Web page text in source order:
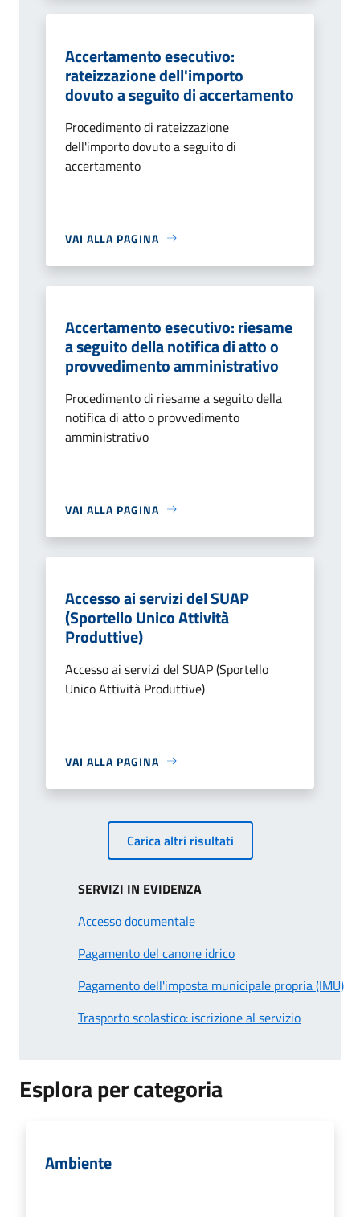
Accertamento esecutivo:
rateizzazione dell'importo
dovuto a seguito di accertamento
Procedimento di rateizzazione
dell'importo dovuto a seguito di
accertamento
VAI ALLA PAGINA
Accertamento esecutivo: riesame
a seguito della notifica di atto o
provvedimento amministrativo
Procedimento di riesame a seguito della
notifica di atto o provvedimento
amministrativo
VAI ALLA PAGINA
Accesso ai servizi del SUAP
(Sportello Unico Attività
Produttive)
Accesso ai servizi del SUAP (Sportello
Unico Attività Produttive)
VAI ALLA PAGINA
Carica altri risultati
SERVIZI IN EVIDENZA
Accesso documentale
Pagamento del canone idrico
Pagamento dell'imposta municipale propria (IMU)
Trasporto scolastico: iscrizione al servizio
Esplora per categoria
Ambiente